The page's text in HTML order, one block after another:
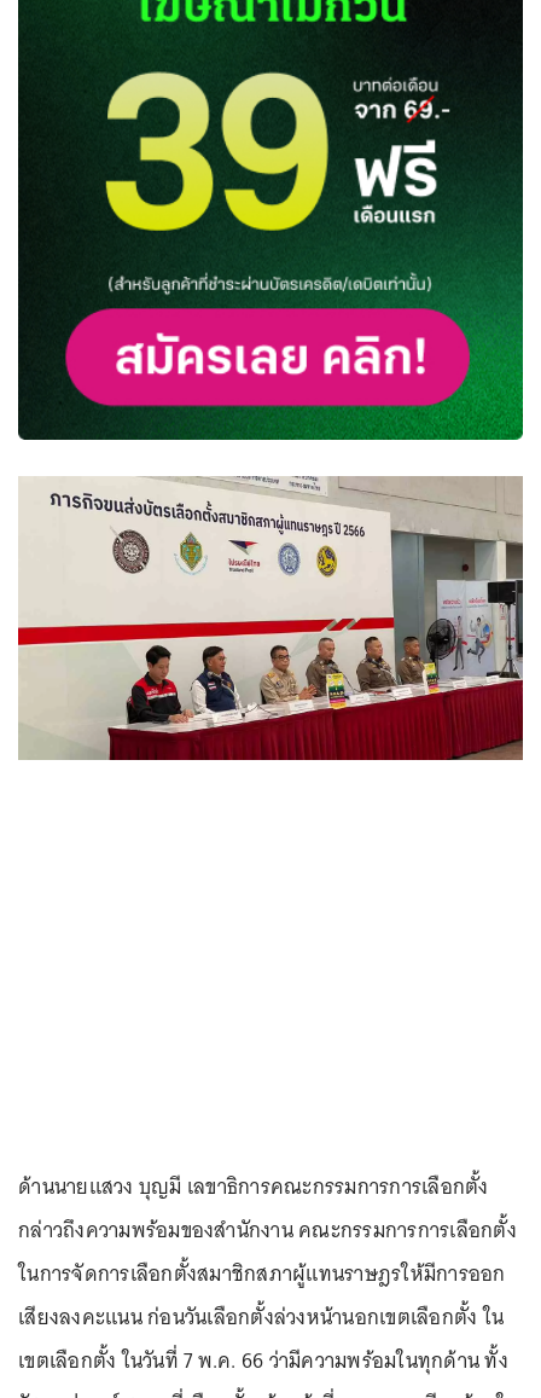
ด้านนายแสวง บุญมี เลขาธิการคณะกรรมการการเลือกตั้ง
กล่าวถึงความพร้อมของสำนักงาน คณะกรรมการการเลือกตั้ง
ในการจัดการเลือกตั้งสมาชิกสภาผู้แทนราษฎรให้มีการออก
เสียงลงคะแนน ก่อนวันเลือกตั้งล่วงหน้านอกเขตเลือกตั้ง ใน
เขตเลือกตั้ง ในวันที่ 7 พ.ค. 66 ว่ามีความพร้อมในทุกด้าน ทั้ง